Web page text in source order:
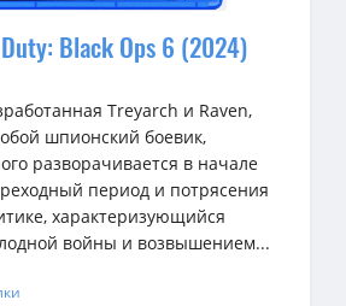
Black Ops 6 (2024)
Treyarch и Raven,
шпионский боевик,
разворачивается в начале
период и потрясения
характеризующийся
войны и возвышением...